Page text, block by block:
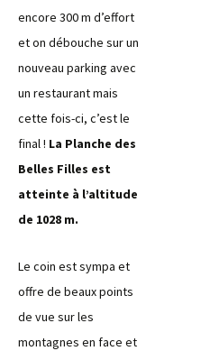
encore 300 m d’effort
et on débouche sur un
nouveau parking avec
un restaurant mais
cette fois-ci, c’est le
final ! La Planche des
Belles Filles est
atteinte à l’altitude
de 1028 m.
Le coin est sympa et
offre de beaux points
de vue sur les
montagnes en face et